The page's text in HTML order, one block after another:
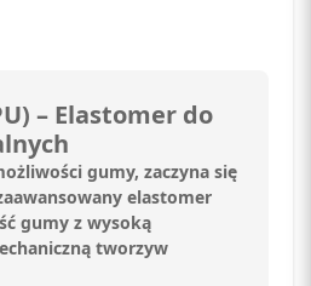
– Elastomer do
gumy, zaczyna się
elastomer
gumy z wysoką
tworzyw